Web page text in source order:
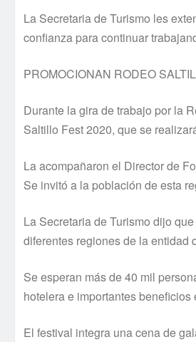
La Secretaria de Turismo les
confianza para continuar
PROMOCIONAN RODEO
Durante la gira de trabajo por la
Saltillo Fest 2020, que se
La acompañaron el Director de
Se invitó a la población de esta
La Secretaria de Turismo dijo
diferentes regiones de la entidad
Se esperan más de 40 mil
hotelera e importantes
El festival integra una cena de